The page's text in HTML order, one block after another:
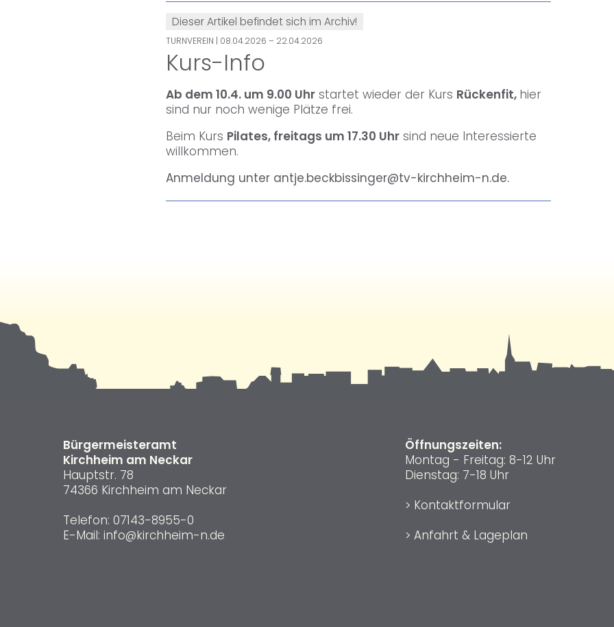
Dieser Artikel befindet sich im Archiv!
TURNVEREIN | 08.04.2026 – 22.04.2026
Kurs-Info
Ab dem 10.4. um 9.00 Uhrstartet wieder der Kurs Rückenfit, hier
sind nur noch wenige Plätze frei.
Beim Kurs Pilates, freitags um 17.30 Uhrsind neue Interessierte
willkommen.
Anmeldung unter antje.beckbissinger@tv-kirchheim-n.de.
Bürgermeisteramt
Kirchheim am Neckar
Hauptstr. 78
74366 Kirchheim am Neckar
Telefon: 07143-8955-0
E-Mail: info@kirchheim-n.de
Öffnungszeiten:
Montag - Freitag: 8-12 Uhr
Dienstag: 7-18 Uhr
> Kontaktformular
> Anfahrt & Lageplan